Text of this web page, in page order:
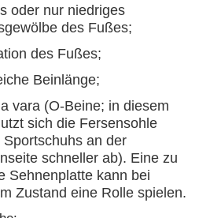
oder nur niedriges
des Fußes;
des Fußes;
Beinlänge;
vara (O-Beine; in diesem
sich die Fersensohle
Sportschuhs an der
schneller ab). Eine zu
Sehnenplatte kann bei
Zustand eine Rolle spielen.